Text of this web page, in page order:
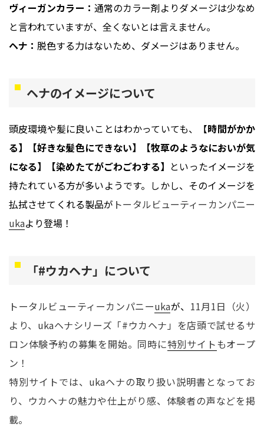
ヴィーガンカラー： 通常のカラー剤よりダメージは少なめ
と言われていますが、全くないとは言えません。
ヘナ： 脱色する力はないため、ダメージはありません。
ヘナのイメージについて
頭皮環境や髪に良いことはわかっていても、【時間がかか
る】【好きな髪色にできない】【牧草のようなにおいが気
になる】【染めたてがごわごわする】 といったイメージを
持たれている方が多いようです。しかし、そのイメージを
払拭させてくれる製品が トータルビューティーカンパニー
ukaより登場！
「#ウカヘナ」について
トータルビューティーカンパニーukaが、 11月1日（火）
より、ukaヘナシリーズ「#ウカヘナ」を店頭で試せるサ
ロン体験予約の募集を開始。同時に特別サイトもオープ
ン！
特別サイトでは、ukaヘナの取り扱い説明書となってお
り、ウカヘナの魅力や仕上がり感、体験者の声などを掲
載。